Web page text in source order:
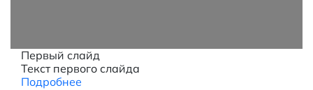
Первый слайд
Текст первого слайда
Подробнее